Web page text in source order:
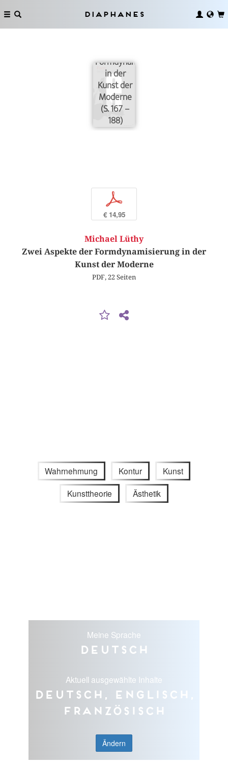
Diaphanes
Zwei
Formdynamisierung
in der
Kunst der
Moderne
(S. 167 –
188)
p
€ 14,95
Michael Lüthy
Zwei Aspekte der Formdynamisierung in der
Kunst der Moderne
PDF, 22 Seiten
Wahrnehmung Kontur Kunst
Kunsttheorie Ästhetik
Meine Sprache
Deutsch
Aktuell ausgewählte Inhalte
Deutsch, Englisch,
Französisch
Ändern